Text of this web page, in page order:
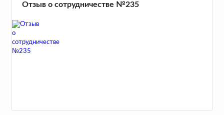
Отзыв о сотрудничестве №235